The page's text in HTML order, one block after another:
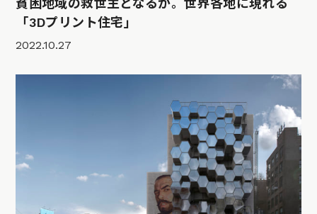
貧困地域の救世主となるか。世界各地に現れる
「3Dプリント住宅」
2022.10.27